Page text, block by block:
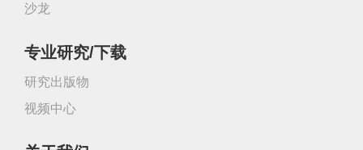
沙龙
专业研究/下载
研究出版物
视频中心